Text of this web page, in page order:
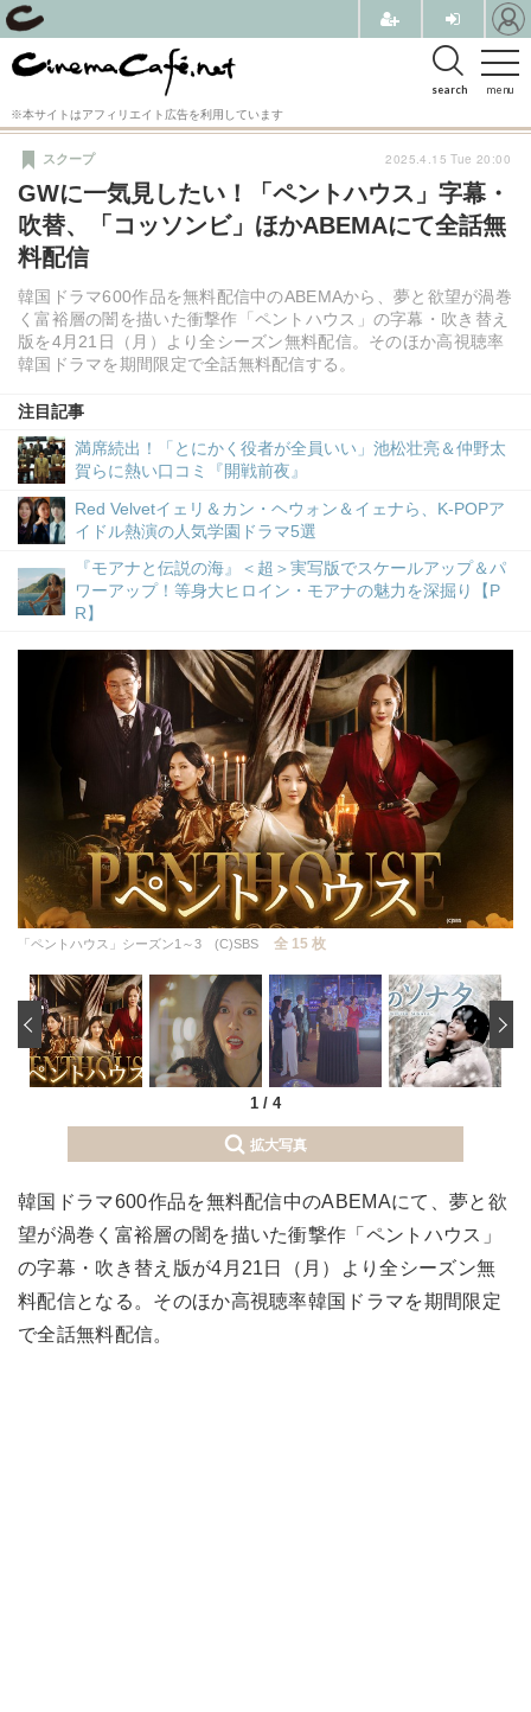
menu
search
※本サイトはアフィリエイト広告を利用しています
GWに一気見したい！「ペントハウス」字幕・
吹替、「コッソンビ」ほかABEMAにて全話無
料配信
韓国ドラマ600作品を無料配信中のABEMAから、夢と欲望が渦巻
く富裕層の闇を描いた衝撃作「ペントハウス」の字幕・吹き替え
版を4月21日（月）より全シーズン無料配信。そのほか高視聴率
韓国ドラマを期間限定で全話無料配信する。
スクープ
注目記事
満席続出！「とにかく役者が全員いい」池松壮亮＆仲野太
賀らに熱い口コミ『開戦前夜』
Red Velvetイェリ＆カン・ヘウォン＆イェナら、K-POPア
イドル熱演の人気学園ドラマ5選
『モアナと伝説の海』＜超＞実写版でスケールアップ＆パ
ワーアップ！等身大ヒロイン・モアナの魅力を深掘り【P
R】
2025.4.15 Tue 20:00
「ペントハウス」シーズン1～3 (C)SBS 全 15 枚
1 / 4
‹
拡大写真
韓国ドラマ600作品を無料配信中のABEMAにて、夢と欲
望が渦巻く富裕層の闇を描いた衝撃作「ペントハウス」
の字幕・吹き替え版が4月21日（月）より全シーズン無
料配信となる。そのほか高視聴率韓国ドラマを期間限定
で全話無料配信。